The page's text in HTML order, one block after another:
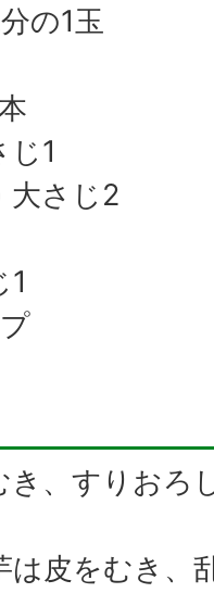
の1玉
1
大さじ2
1
き、すりおろ
は皮をむき、